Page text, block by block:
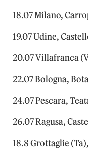
18.07 Milano,
19.07 Udine,
20.07 Villafranca
22.07 Bologna,
24.07 Pescara,
26.07 Ragusa,
18.8 Grottaglie